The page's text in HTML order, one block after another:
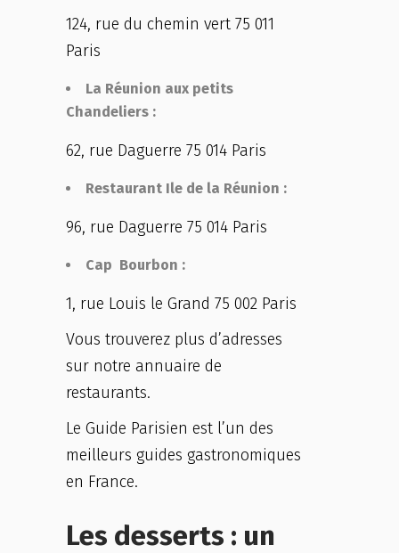
124, rue du chemin vert 75 011
Paris
La Réunion aux petits
Chandeliers :
62, rue Daguerre 75 014 Paris
Restaurant Ile de la Réunion :
96, rue Daguerre 75 014 Paris
Cap Bourbon :
1, rue Louis le Grand 75 002 Paris
Vous trouverez plus d’adresses
sur notre annuaire de
restaurants.
Le Guide Parisien est l’un des
meilleurs guides gastronomiques
en France.
Les desserts : un